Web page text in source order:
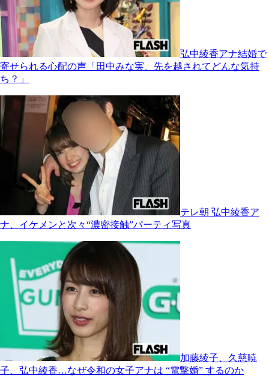
弘中綾香アナ結婚で
寄せられる心配の声「田中みな実、先を越されてどんな気持
ち？」
テレ朝 弘中綾香ア
ナ、イケメンと次々“濃密接触”パーティ写真
加藤綾子、久慈暁
子、弘中綾香…なぜ令和の女子アナは “電撃婚” するのか